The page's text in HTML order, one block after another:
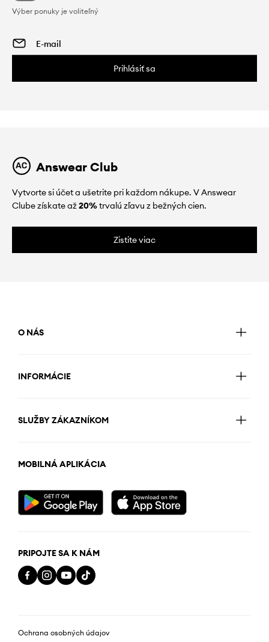
Výber ponuky je voliteľný
Prihlásiť sa
Answear Club
Vytvorte si účet a ušetrite pri každom nákupe. V Answear
Clube získate až20%trvalú zľavu z bežných cien.
Zistite viac
O NÁS
INFORMÁCIE
SLUŽBY ZÁKAZNÍKOM
MOBILNÁ APLIKÁCIA
PRIPOJTE SA K NÁM
Ochrana osobných údajov